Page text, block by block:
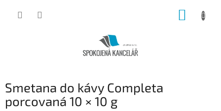
Smetana do kávy Completa
porcovaná 10 × 10 g